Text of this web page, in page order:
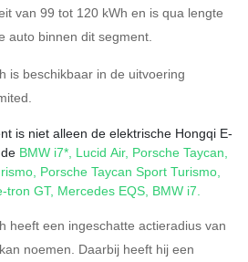
van 99 tot 120 kWh en is qua lengte
auto binnen dit segment.
is beschikbaar in de uitvoering
.
is niet alleen de elektrische Hongqi E-
BMW i7*, Lucid Air, Porsche Taycan,
, Porsche Taycan Sport Turismo,
tron GT, Mercedes EQS, BMW i7.
heeft een ingeschatte actieradius van
kan noemen. Daarbij heeft hij een